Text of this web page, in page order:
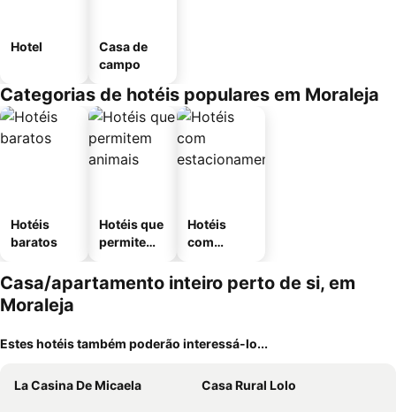
Hotel
Casa de
campo
Categorias de hotéis populares em Moraleja
Hotéis
baratos
Hotéis que
permitem
Hotéis
com
mento
Casa/apartamento inteiro perto de si, em
Moraleja
Estes hotéis também poderão interessá-lo...
La Casina De Micaela Casa Rural Lolo